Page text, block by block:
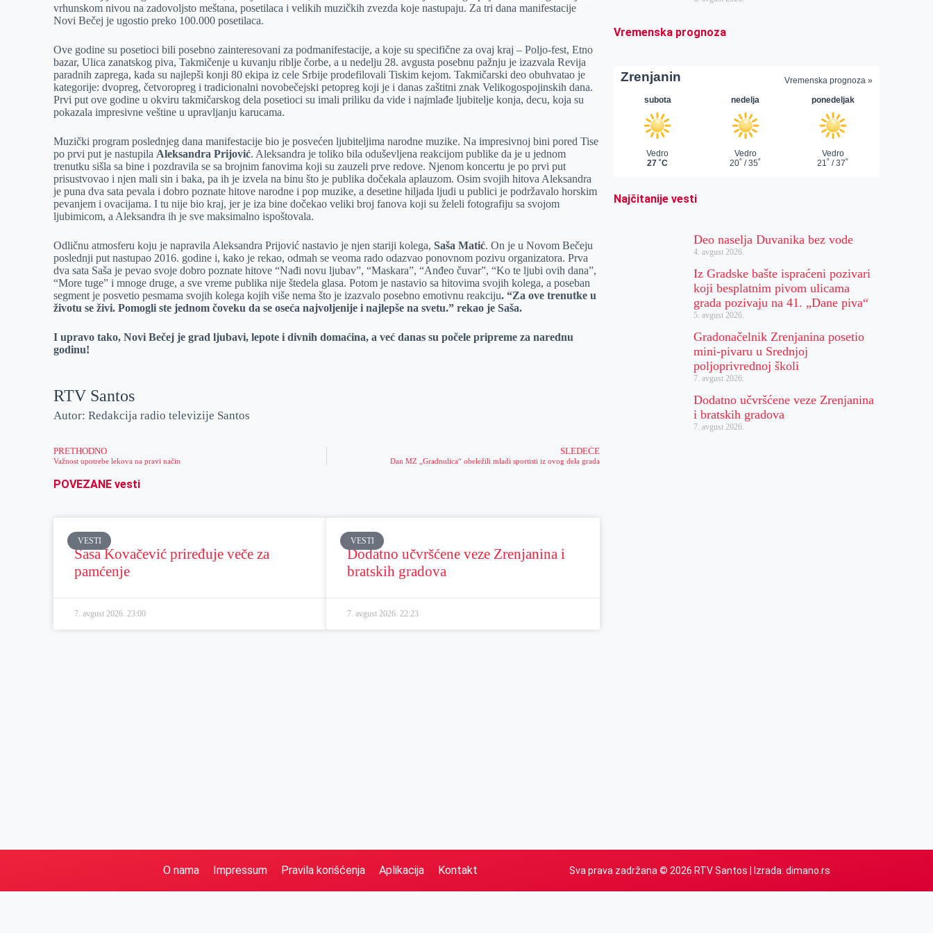
r
n
A
p
i
vrhunskom nivou na zadovoljsto meštana, posetilaca i velikih muzičkih zvezda koje nastupaju. Za tri dana manifestacije
Novi Bečej je ugostio preko 100.000 posetilaca.
Ove godine su posetioci bili posebno zainteresovani za podmanifestacije, a koje su specifične za ovaj kraj – Poljo-fest, Etno
bazar, Ulica zanatskog piva, Takmičenje u kuvanju riblje čorbe, a u nedelju 28. avgusta posebnu pažnju je izazvala Revija
paradnih zaprega, kada su najlepši konji 80 ekipa iz cele Srbije prodefilovali Tiskim kejom. Takmičarski deo obuhvatao je
kategorije: dvopreg, četvoropreg i tradicionalni novobečejski petopreg koji je i danas zaštitni znak Velikogospojinskih dana.
Prvi put ove godine u okviru takmičarskog dela posetioci su imali priliku da vide i najmlađe ljubitelje konja, decu, koja su
pokazala impresivne veštine u upravljanju karucama.
Muzički program poslednjeg dana manifestacije bio je posvećen ljubiteljima narodne muzike. Na impresivnoj bini pored Tise
po prvi put je nastupila Aleksandra Prijović. Aleksandra je toliko bila oduševljena reakcijom publike da je u jednom
trenutku sišla sa bine i pozdravila se sa brojnim fanovima koji su zauzeli prve redove. Njenom koncertu je po prvi put
prisustvovao i njen mali sin i baka, pa ih je izvela na binu što je publika dočekala aplauzom. Osim svojih hitova Aleksandra
je puna dva sata pevala i dobro poznate hitove narodne i pop muzike, a desetine hiljada ljudi u publici je podržavalo horskim
pevanjem i ovacijama. I tu nije bio kraj, jer je iza bine dočekao veliki broj fanova koji su želeli fotografiju sa svojom
ljubimicom, a Aleksandra ih je sve maksimalno ispoštovala.
Odličnu atmosferu koju je napravila Aleksandra Prijović nastavio je njen stariji kolega,Saša Matić. On je u Novom Bečeju
poslednji put nastupao 2016. godine i, kako je rekao, odmah se veoma rado odazvao ponovnom pozivu organizatora. Prva
dva sata Saša je pevao svoje dobro poznate hitove “Nađi novu ljubav”, “Maskara”, “Anđeo čuvar”, “Ko te ljubi ovih dana”,
“More tuge” i mnoge druge, a sve vreme publika nije štedela glasa. Potom je nastavio sa hitovima svojih kolega, a poseban
segment je posvetio pesmama svojih kolega kojih više nema što je izazvalo posebno emotivnu reakciju. “Za ove trenutke u
životu se živi. Pomogli ste jednom čoveku da se oseća najvoljenije i najlepše na svetu.” rekao je Saša.
I upravo tako, Novi Bečej je grad ljubavi, lepote i divnih domaćina, a već danas su počele pripreme za narednu
godinu!
RTV Santos
Autor: Redakcija radio televizije Santos
PRETHODNO
Važnost upotrebe lekova na pravi način
SLEDEĆE
Dan MZ „Gradnulica“ obeležili mladi sportisti iz ovog dela grada
POVEZANE vesti
VESTI
Sasa Kovačević priređuje veče za
pamćenje
7. avgust 2026. 23:00
VESTI
Dodatno učvršćene veze Zrenjanina i
bratskih gradova
7. avgust 2026. 22:23
Vremenska prognoza
Najčitanije vesti
Deo naselja Duvanika bez vode
4. avgust 2026.
Iz Gradske bašte ispraćeni pozivari
koji besplatnim pivom ulicama
grada pozivaju na 41. „Dane piva“
5. avgust 2026.
Gradonačelnik Zrenjanina posetio
mini-pivaru u Srednjoj
poljoprivrednoj školi
7. avgust 2026.
Dodatno učvršćene veze Zrenjanina
i bratskih gradova
7. avgust 2026.
O nama Impressum Pravila korišćenja Aplikacija Kontakt Sva prava zadržana © 2026 RTV Santos | Izrada: dimano.rs